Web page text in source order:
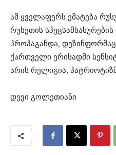
ამ ყველაფერს ემატება
რუსეთის
პროპაგანდა,
ქართველი ერისადმი
არის რელიგია,
დევი გოლეთიანი